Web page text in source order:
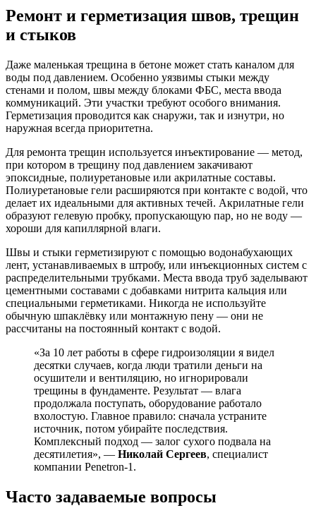
Ремонт и герметизация швов, трещин
и стыков
Даже маленькая трещина в бетоне может стать каналом для
воды под давлением. Особенно уязвимы стыки между
стенами и полом, швы между блоками ФБС, места ввода
коммуникаций. Эти участки требуют особого внимания.
Герметизация проводится как снаружи, так и изнутри, но
наружная всегда приоритетна.
Для ремонта трещин используется инъектирование — метод,
при котором в трещину под давлением закачивают
эпоксидные, полиуретановые или акрилатные составы.
Полиуретановые гели расширяются при контакте с водой, что
делает их идеальными для активных течей. Акрилатные гели
образуют гелевую пробку, пропускающую пар, но не воду —
хороши для капиллярной влаги.
Швы и стыки герметизируют с помощью водонабухающих
лент, устанавливаемых в штробу, или инъекционных систем с
распределительными трубками. Места ввода труб заделывают
цементными составами с добавками нитрита кальция или
специальными герметиками. Никогда не используйте
обычную шпаклёвку или монтажную пену — они не
рассчитаны на постоянный контакт с водой.
«За 10 лет работы в сфере гидроизоляции я видел
десятки случаев, когда люди тратили деньги на
осушители и вентиляцию, но игнорировали
трещины в фундаменте. Результат — влага
продолжала поступать, оборудование работало
вхолостую. Главное правило: сначала устраните
источник, потом убирайте последствия.
Комплексный подход — залог сухого подвала на
десятилетия», — Николай Сергеев, специалист
компании Penetron-1.
Часто задаваемые вопросы